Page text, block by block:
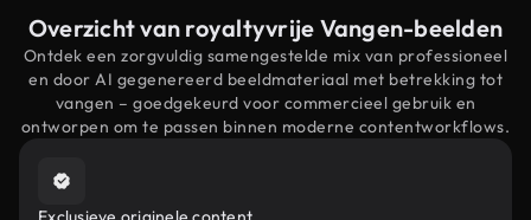
Overzicht van royaltyvrije Vangen-beelden
Ontdek een zorgvuldig samengestelde mix van professioneel
en door AI gegenereerd beeldmateriaal met betrekking tot
vangen – goedgekeurd voor commercieel gebruik en
ontworpen om te passen binnen moderne contentworkflows.